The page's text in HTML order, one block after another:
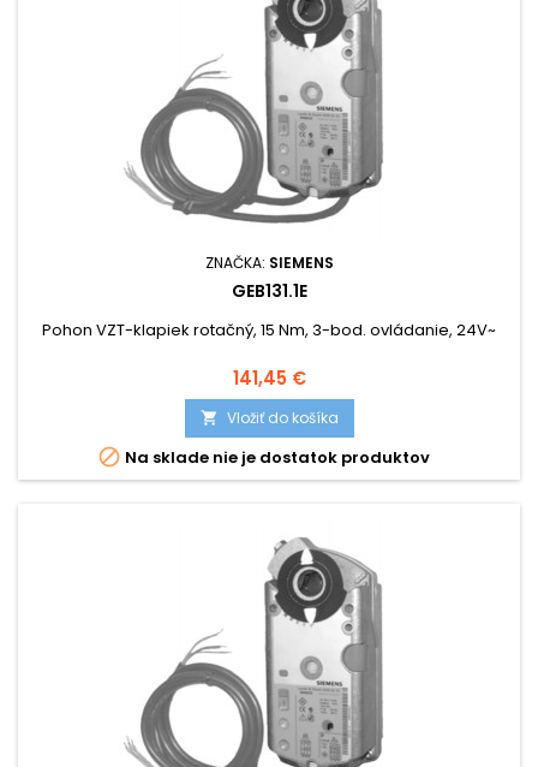
ZNAČKA: SIEMENS
GEB131.1E
Pohon VZT-klapiek rotačný, 15 Nm, 3-bod. ovládanie, 24V~
Cena
141,45 €
 Vložiť do košíka
 Na sklade nie je dostatok produktov